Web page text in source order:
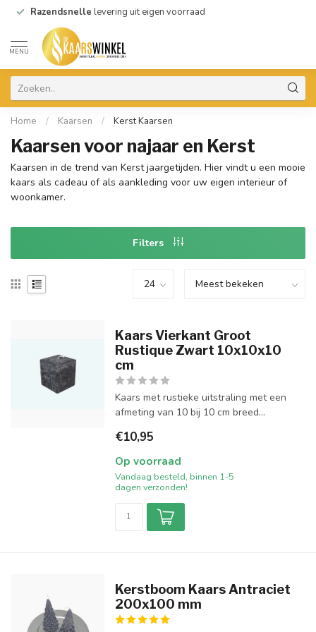
Razendsnelle levering uit eigen voorraad
MENU
Home / Kaarsen / Kerst Kaarsen
Kaarsen voor najaar en Kerst
Kaarsen in de trend van Kerst jaargetijden. Hier vindt u een mooie
kaars als cadeau of als aankleding voor uw eigen interieur of
woonkamer.
Filters
Kaars Vierkant Groot
Rustique Zwart 10x10x10
cm
Kaars met rustieke uitstraling met een
afmeting van 10 bij 10 cm breed...
€10,95
Op voorraad
Vandaag besteld, binnen 1-5
dagen verzonden!
Kerstboom Kaars Antraciet
200x100 mm